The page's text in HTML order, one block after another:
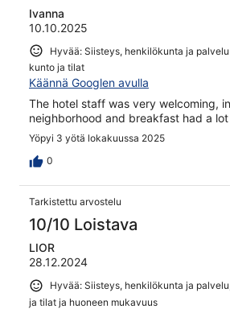
Ivanna
10.10.2025
Hyvää: Siisteys, henkilökunta ja
kunto ja tilat
Käännä Googlen avulla
The hotel staff was very welcoming,
neighborhood and breakfast had a
Yöpyi 3 yötä lokakuussa 2025
0
Tarkistettu arvostelu
10/10 Loistava
LIOR
28.12.2024
Hyvää: Siisteys, henkilökunta ja
ja tilat ja huoneen mukavuus